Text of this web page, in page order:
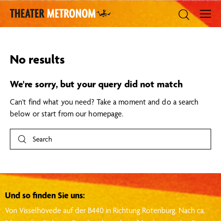
No results
We're sorry, but your query did not match
Can't find what you need? Take a moment and do a search
below or start from our homepage.
Und so finden Sie uns:
Von Visselhövede auf der B440 in Richtung Rotenburg. Nach ca.